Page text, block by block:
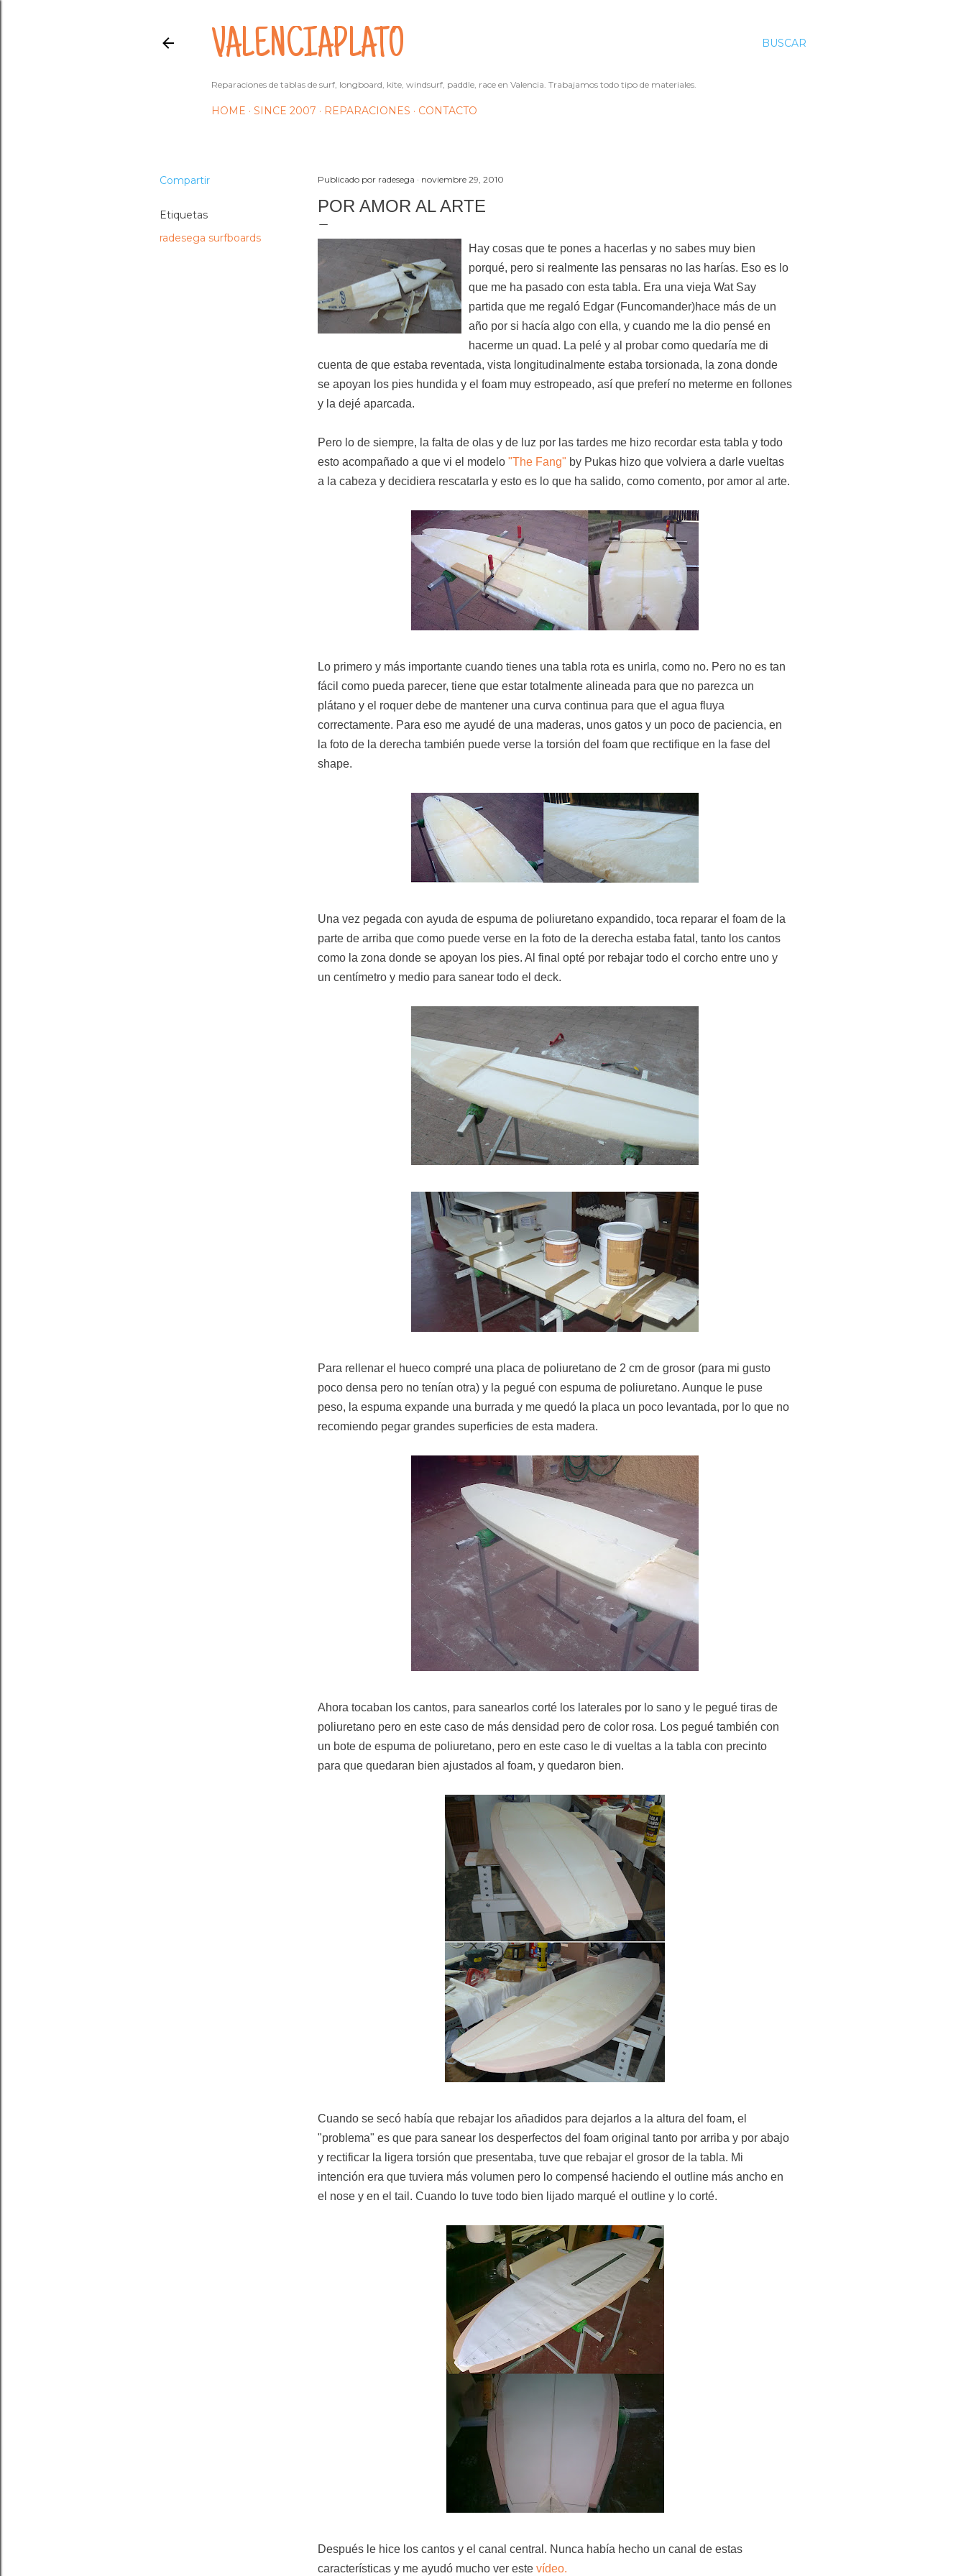
BUSCAR
VALENCIAPLATO
Reparaciones de tablas de surf, longboard, kite, windsurf, paddle, race en Valencia. Trabajamos todo tipo de materiales.
HOME SINCE 2007 REPARACIONES CONTACTO
Compartir
Etiquetas
radesega surfboards
Publicado por radesega noviembre 29, 2010
POR AMOR AL ARTE
Hay cosas que te pones a hacerlas y no sabes muy bien
porqué, pero si realmente las pensaras no las harías. Eso es lo
que me ha pasado con esta tabla. Era una vieja Wat Say
partida que me regaló Edgar (Funcomander)hace más de un
año por si hacía algo con ella, y cuando me la dio pensé en
hacerme un quad. La pelé y al probar como quedaría me di
cuenta de que estaba reventada, vista longitudinalmente estaba torsionada, la zona donde
se apoyan los pies hundida y el foam muy estropeado, así que preferí no meterme en follones
y la dejé aparcada.
Pero lo de siempre, la falta de olas y de luz por las tardes me hizo recordar esta tabla y todo
esto acompañado a que vi el modelo "The Fang" by Pukas hizo que volviera a darle vueltas
a la cabeza y decidiera rescatarla y esto es lo que ha salido, como comento, por amor al arte.
Lo primero y más importante cuando tienes una tabla rota es unirla, como no. Pero no es tan
fácil como pueda parecer, tiene que estar totalmente alineada para que no parezca un
plátano y el roquer debe de mantener una curva continua para que el agua fluya
correctamente. Para eso me ayudé de una maderas, unos gatos y un poco de paciencia, en
la foto de la derecha también puede verse la torsión del foam que rectifique en la fase del
shape.
Una vez pegada con ayuda de espuma de poliuretano expandido, toca reparar el foam de la
parte de arriba que como puede verse en la foto de la derecha estaba fatal, tanto los cantos
como la zona donde se apoyan los pies. Al final opté por rebajar todo el corcho entre uno y
un centímetro y medio para sanear todo el deck.
Para rellenar el hueco compré una placa de poliuretano de 2 cm de grosor (para mi gusto
poco densa pero no tenían otra) y la pegué con espuma de poliuretano. Aunque le puse
peso, la espuma expande una burrada y me quedó la placa un poco levantada, por lo que no
recomiendo pegar grandes superficies de esta madera.
Ahora tocaban los cantos, para sanearlos corté los laterales por lo sano y le pegué tiras de
poliuretano pero en este caso de más densidad pero de color rosa. Los pegué también con
un bote de espuma de poliuretano, pero en este caso le di vueltas a la tabla con precinto
para que quedaran bien ajustados al foam, y quedaron bien.
Cuando se secó había que rebajar los añadidos para dejarlos a la altura del foam, el
"problema" es que para sanear los desperfectos del foam original tanto por arriba y por abajo
y rectificar la ligera torsión que presentaba, tuve que rebajar el grosor de la tabla. Mi
intención era que tuviera más volumen pero lo compensé haciendo el outline más ancho en
el nose y en el tail. Cuando lo tuve todo bien lijado marqué el outline y lo corté.
Después le hice los cantos y el canal central. Nunca había hecho un canal de estas
características y me ayudó mucho ver este vídeo.